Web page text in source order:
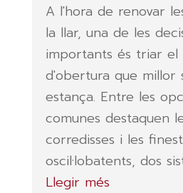
A l'hora de renovar
la llar, una de les
importants és triar el
d'obertura que millor
estança. Entre les
comunes destaquen
corredisses i les
oscil·lobatents, dos
Llegir més